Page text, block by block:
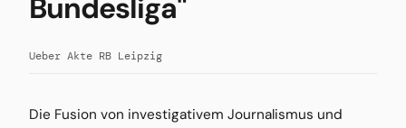
Bundesliga"
Ueber Akte RB Leipzig
Die Fusion von investigativem Journalismus und